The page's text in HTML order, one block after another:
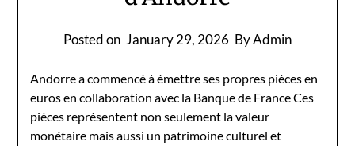
Posted on January 29, 2026 By Admin
Andorre a commencé à émettre ses propres pièces en
euros en collaboration avec la Banque de France Ces
pièces représentent non seulement la valeur
monétaire mais aussi un patrimoine culturel et